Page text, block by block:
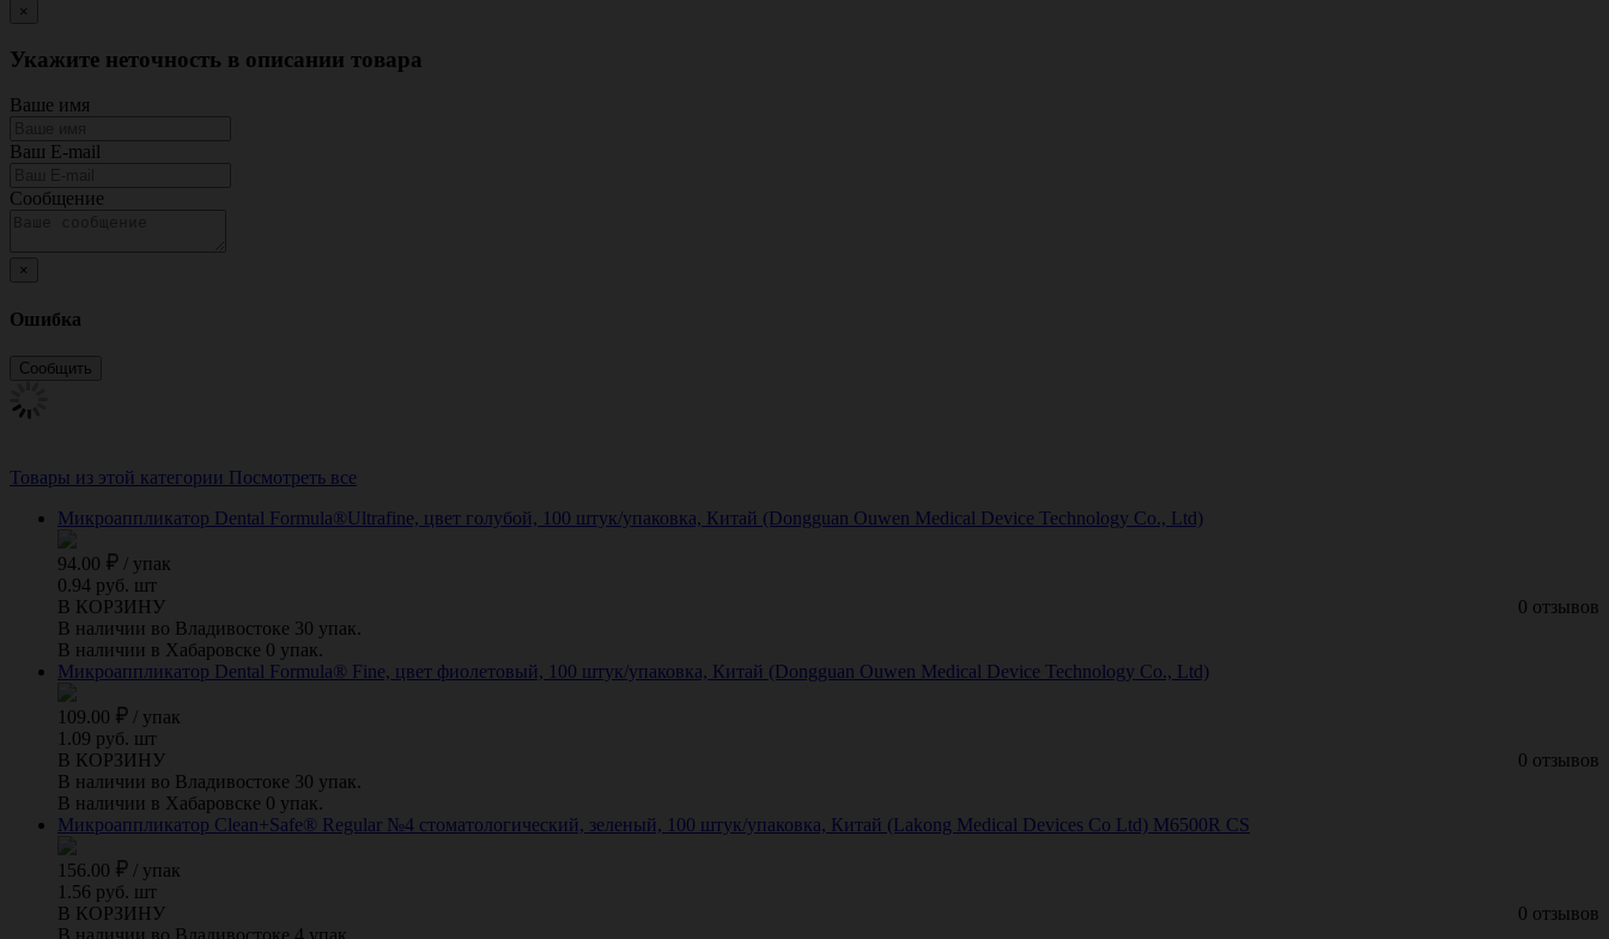
×
Укажите неточность в описании товара
Ваше имя
Ваш E-mail
Сообщение
×
Ошибка
Товары из этой категории Посмотреть все
Микроаппликатор Dental Formula®Ultrafine, цвет голубой, 100 штук/упаковка, Китай (Dongguan Ouwen Medical Device Technology Cо., Ltd)
94.00 / упак
0.94 руб. шт
0 отзывов
В КОРЗИНУ
В наличии во Владивостоке 30 упак.
В наличии в Хабаровске 0 упак.
Микроаппликатор Dental Formula® Fine, цвет фиолетовый, 100 штук/упаковка, Китай (Dongguan Ouwen Medical Device Technology Cо., Ltd)
109.00 / упак
1.09 руб. шт
0 отзывов
В КОРЗИНУ
В наличии во Владивостоке 30 упак.
В наличии в Хабаровске 0 упак.
Микроаппликатор Clean+Safe® Regular №4 стоматологический, зеленый, 100 штук/упаковка, Китай (Lakong Medical Devices Cо Ltd) M6500R CS
156.00 / упак
1.56 руб. шт
0 отзывов
В КОРЗИНУ
В наличии во Владивостоке 4 упак.